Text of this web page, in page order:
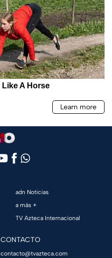
adn Noticias
a más +
TV Azteca Internacional
CONTACTO
contacto@tvazteca.com